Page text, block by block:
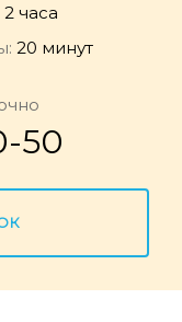
2 часа
20 минут
50